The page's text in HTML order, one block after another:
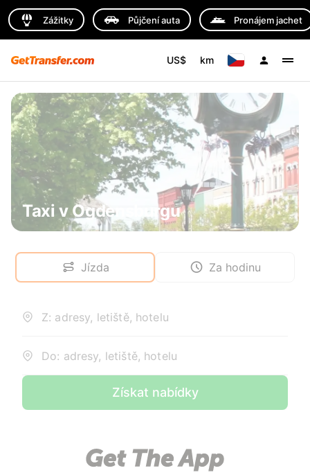
Zážitky Půjčení auta Pronájem jachet
US$ km
Taxi v Ogdensburgu
Jízda Za hodinu
Z: adresy, letiště, hotelu
Do: adresy, letiště, hotelu
Získat nabídky